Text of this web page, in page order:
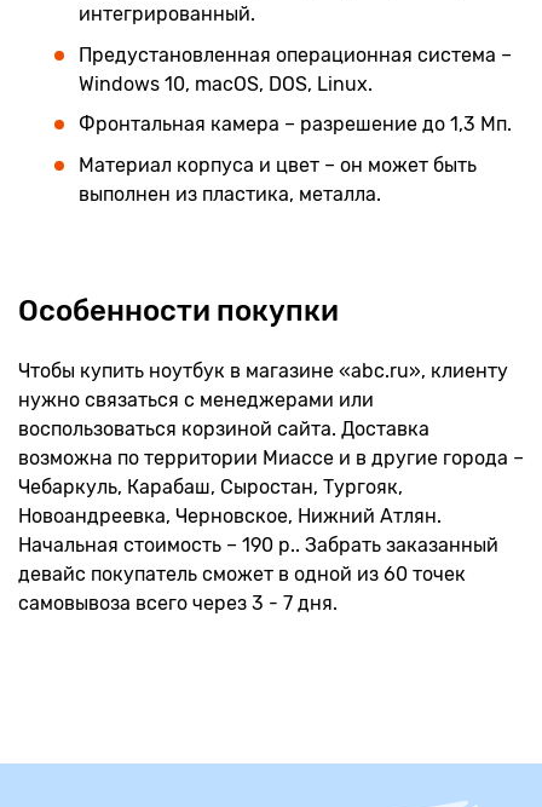
интегрированный.
Предустановленная операционная система –
Windows 10, macOS, DOS, Linux.
Фронтальная камера – разрешение до 1,3 Мп.
Материал корпуса и цвет – он может быть
выполнен из пластика, металла.
Особенности покупки
Чтобы купить ноутбук в магазине «abc.ru», клиенту
нужно связаться с менеджерами или
воспользоваться корзиной сайта. Доставка
возможна по территории Миассе и в другие города –
Чебаркуль, Карабаш, Сыростан, Тургояк,
Новоандреевка, Черновское, Нижний Атлян.
Начальная стоимость – 190 р.. Забрать заказанный
девайс покупатель сможет в одной из 60 точек
самовывоза всего через 3 - 7 дня.